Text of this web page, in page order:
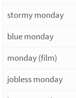
stormy monday
blue monday
monday (film)
jobless monday